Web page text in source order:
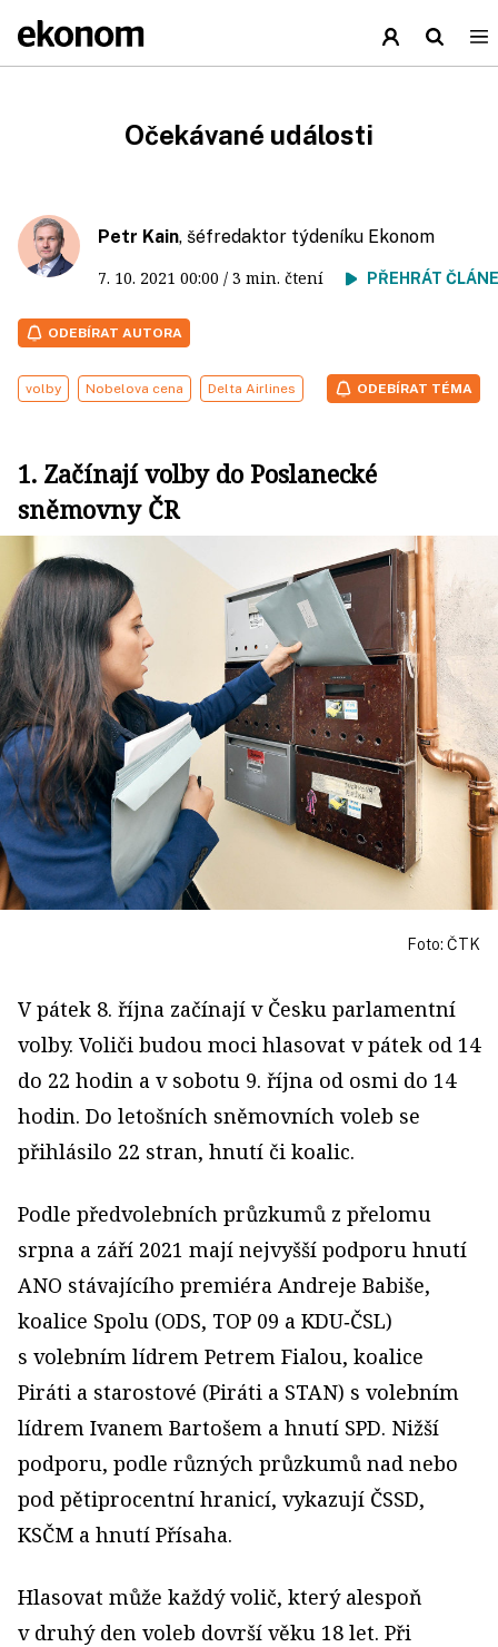
Očekávané události
Petr Kain, šéfredaktor týdeníku Ekonom
7. 10. 2021 00:00 / 3 min. čtení PŘEHRÁT
ODEBÍRAT AUTORA
volby Nobelova cena Delta Airlines ODEBÍRAT TÉMA
1. Začínají volby do Poslanecké
sněmovny ČR
Foto: ČTK
V pátek 8. října začínají v Česku parlamentní
volby. Voliči budou moci hlasovat v pátek od 14
do 22 hodin a v sobotu 9. října od osmi do 14
hodin. Do letošních sněmovních voleb se
přihlásilo 22 stran, hnutí či koalic.
Podle předvolebních průzkumů z přelomu
srpna a září 2021 mají nejvyšší podporu hnutí
ANO stávajícího premiéra Andreje Babiše,
koalice Spolu (ODS, TOP 09 a KDU‑ČSL)
s volebním lídrem Petrem Fialou, koalice
Piráti a starostové (Piráti a STAN) s volebním
lídrem Ivanem Bartošem a hnutí SPD. Nižší
podporu, podle různých průzkumů nad nebo
pod pětiprocentní hranicí, vykazují ČSSD,
KSČM a hnutí Přísaha.
Hlasovat může každý volič, který alespoň
v druhý den voleb dovrší věku 18 let. Při